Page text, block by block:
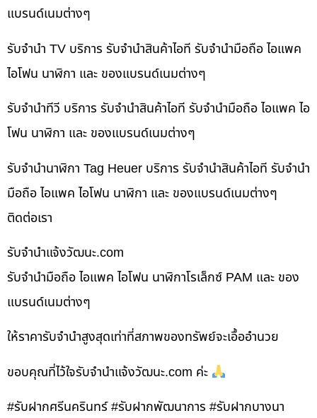
แบรนด์เนมต่างๆ
รับจำนำ TV บริการ รับจำนำสินค้าไอที รับจำนำมือถือ ไอแพค
ไอโฟน นาฬิกา และ ของแบรนด์เนมต่างๆ
รับจำนำทีวี บริการ รับจำนำสินค้าไอที รับจำนำมือถือ ไอแพค ไอ
โฟน นาฬิกา และ ของแบรนด์เนมต่างๆ
รับจำนำนาฬิกา Tag Heuer บริการ รับจำนำสินค้าไอที รับจำนำ
มือถือ ไอแพค ไอโฟน นาฬิกา และ ของแบรนด์เนมต่างๆ
ติดต่อเรา
รับจํานําแจ้งวัฒนะ.com
รับจำนำมือถือ ไอแพค ไอโฟน นาฬิกาโรเล็กซ์ PAM และ ของ
แบรนด์เนมต่างๆ
ให้ราคารับจำนำสูงสุดเท่าที่สภาพของทรัพย์จะเอื้ออำนวย
ขอบคุณที่ไว้ใจรับจำนำแจ้งวัฒนะ.com ค่ะ
#รับฝากศรีนครินทร์ #รับฝากพัฒนาการ #รับฝากบางนา